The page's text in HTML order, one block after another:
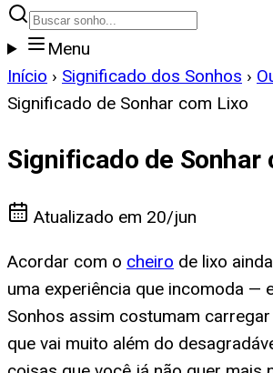
Menu
Início › Significado dos Sonhos ›
Significado de Sonhar com Lixo
Significado de Sonhar
Atualizado em 20/jun
Acordar com o cheiro de lixo
uma experiência que incomoda —
Sonhos assim costumam
que vai muito além do